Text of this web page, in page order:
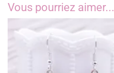
Vous pourriez aimer...